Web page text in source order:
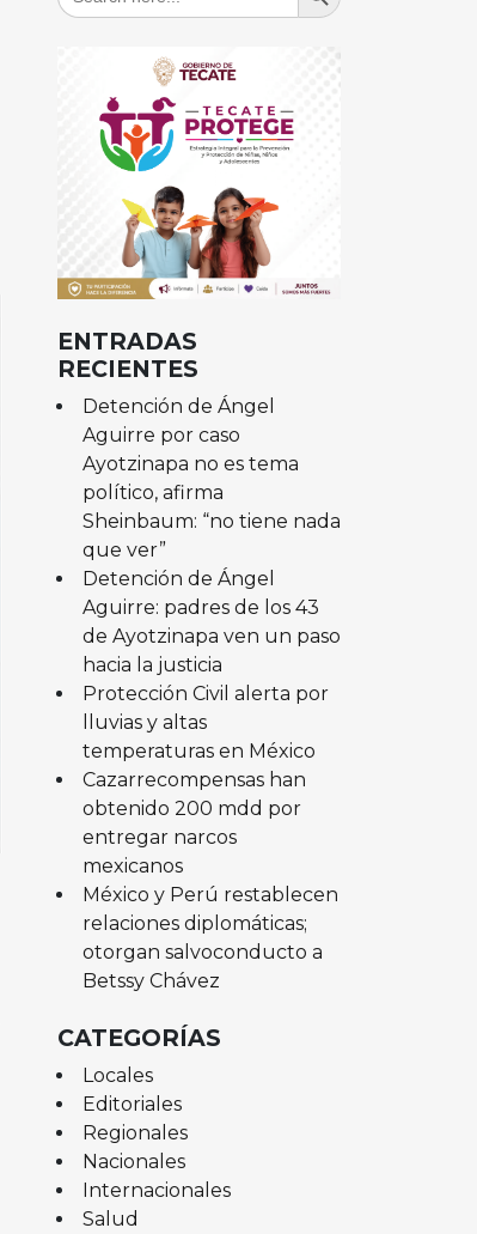
ENTRADAS
RECIENTES
Detención de Ángel
Aguirre por caso
Ayotzinapa no es tema
político, afirma
Sheinbaum: “no tiene nada
que ver”
Detención de Ángel
Aguirre: padres de los 43
de Ayotzinapa ven un paso
hacia la justicia
Protección Civil alerta por
lluvias y altas
temperaturas en México
Cazarrecompensas han
obtenido 200 mdd por
entregar narcos
mexicanos
México y Perú restablecen
relaciones diplomáticas;
otorgan salvoconducto a
Betssy Chávez
CATEGORÍAS
Locales
Editoriales
Regionales
Nacionales
Internacionales
Salud